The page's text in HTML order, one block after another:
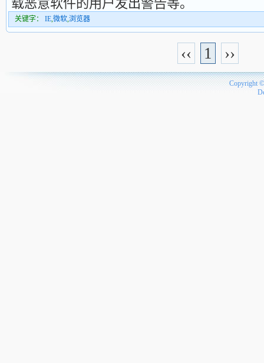
载恶意软件的用户发出警告等。
关键字： IE,微软,浏览器
‹‹ 1 ››
Copyright